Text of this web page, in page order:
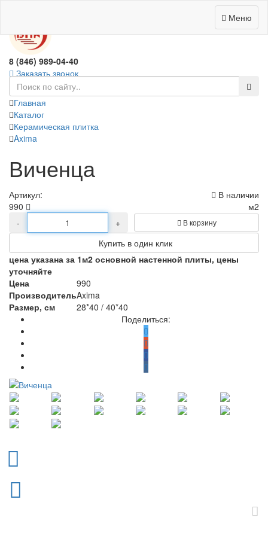
Меню
8 (846) 989-04-40
Заказать звонок
Главная
Каталог
Керамическая плитка
Axima
Виченца
Артикул:
В наличии
990
м2
-
+ В корзину
Купить в один клик
цена указана за 1м2 основной настенной плиты, цены
уточняйте
Цена
990
ПроизводительAxima
Размер, см
28*40 / 40*40
Поделиться: